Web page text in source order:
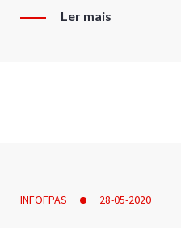
Ler mais
INFOFPAS 28-05-2020